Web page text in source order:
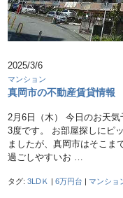
2025/3/6
マンション
真岡市の不動産賃貸情
2月6日（木） 今日のお天
3度です。 お部屋探しにピ
ましたが、真岡市はそこま
過ごしやすいお …
タグ:3LDＫ |6万円台 | マンショ